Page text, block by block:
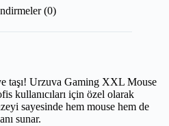
(0)
taşı! Urzuva Gaming XXL Mouse
kullanıcıları için özel olarak
sayesinde hem mouse hem de
sunar.